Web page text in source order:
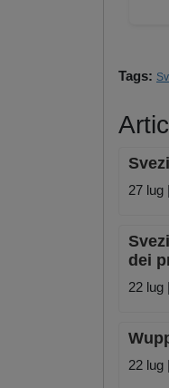
Tags:
27 lug |
dei
22 lug |
22 lug |